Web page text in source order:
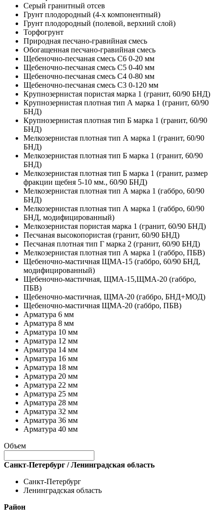
Серый гранитный отсев
Грунт плодородный (4-х компонентный)
Грунт плодородный (полевой, верхний слой)
Торфогрунт
Природная песчано-гравийная смесь
Обогащенная песчано-гравийная смесь
Щебеночно-песчаная смесь C6 0-20 мм
Щебеночно-песчаная смесь C5 0-40 мм
Щебеночно-песчаная смесь C4 0-80 мм
Щебеночно-песчаная смесь C3 0-120 мм
Крупнозернистая пористая марка 1 (гранит, 60/90 БНД)
Крупнозернистая плотная тип А марка 1 (гранит, 60/90
БНД)
Крупнозернистая плотная тип Б марка 1 (гранит, 60/90
БНД)
Мелкозернистая плотная тип А марка 1 (гранит, 60/90
БНД)
Мелкозернистая плотная тип Б марка 1 (гранит, 60/90
БНД)
Мелкозернистая плотная тип Б марка 1 (гранит, размер
фракции щебня 5-10 мм., 60/90 БНД)
Мелкозернистая плотная тип А марка 1 (габбро, 60/90
БНД)
Мелкозернистая плотная тип А марка 1 (габбро, 60/90
БНД, модифицированный)
Мелкозернистая пористая марка 1 (гранит, 60/90 БНД)
Песчаная высокопористая (гранит, 60/90 БНД)
Песчаная плотная тип Г марка 2 (гранит, 60/90 БНД)
Мелкозернистая плотная тип А марка 1 (габбро, ПБВ)
Щебеночно-мастичная ЩМА-15 (габбро, 60/90 БНД,
модифицированный)
Щебеночно-мастичная, ЩМА-15,ЩМА-20 (габбро,
ПБВ)
Щебеночно-мастичная, ЩМА-20 (габбро, БНД+МОД)
Щебеночно-мастичная ЩМА-20 (габбро, ПБВ)
Арматура 6 мм
Арматура 8 мм
Арматура 10 мм
Арматура 12 мм
Арматура 14 мм
Арматура 16 мм
Арматура 18 мм
Арматура 20 мм
Арматура 22 мм
Арматура 25 мм
Арматура 28 мм
Арматура 32 мм
Арматура 36 мм
Арматура 40 мм
Объем
Санкт-Петербург / Ленинградская область
Санкт-Петербург
Ленинградская область
Район